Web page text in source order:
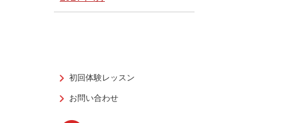
初回体験レッスン
お問い合わせ